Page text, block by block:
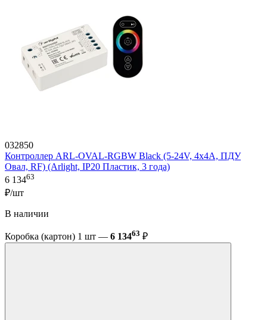
032850
Контроллер ARL-OVAL-RGBW Black (5-24V, 4x4A, ПДУ
Овал, RF) (Arlight, IP20 Пластик, 3 года)
6 13463
₽/шт
В наличии
Коробка (картон) 1 шт — 6 13463 ₽